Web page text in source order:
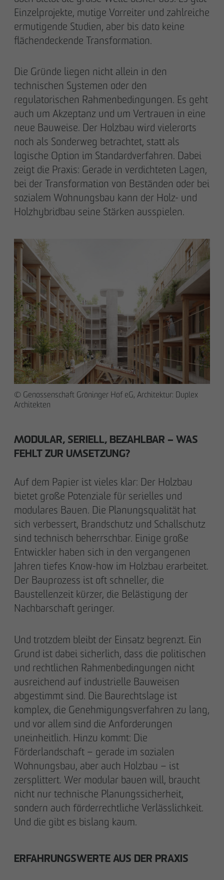
Downloads
Impressum
Datenschutz
Barrierefreiheitserklärung
Einzelprojekte, mutige Vorreiter und zahlreiche
ermutigende Studien, aber bis dato keine
flächendeckende Transformation.
Die Gründe liegen nicht allein in den
technischen Systemen oder den
regulatorischen Rahmenbedingungen. Es geht
auch um Akzeptanz und um Vertrauen in eine
neue Bauweise. Der Holzbau wird vielerorts
noch als Sonderweg betrachtet, statt als
logische Option im Standardverfahren. Dabei
zeigt die Praxis: Gerade in verdichteten Lagen,
bei der Transformation von Beständen oder bei
sozialem Wohnungsbau kann der Holz- und
Holzhybridbau seine Stärken ausspielen.
© Genossenschaft Gröninger Hof eG, Architektur: Duplex
Architekten
MODULAR, SERIELL, BEZAHLBAR – WAS
FEHLT ZUR UMSETZUNG?
Auf dem Papier ist vieles klar: Der Holzbau
bietet große Potenziale für serielles und
modulares Bauen. Die Planungsqualität hat
sich verbessert, Brandschutz und Schallschutz
sind technisch beherrschbar. Einige große
Entwickler haben sich in den vergangenen
Jahren tiefes Know-how im Holzbau erarbeitet.
Der Bauprozess ist oft schneller, die
Baustellenzeit kürzer, die Belästigung der
Nachbarschaft geringer.
Und trotzdem bleibt der Einsatz begrenzt. Ein
Grund ist dabei sicherlich, dass die politischen
und rechtlichen Rahmenbedingungen nicht
ausreichend auf industrielle Bauweisen
abgestimmt sind. Die Baurechtslage ist
komplex, die Genehmigungsverfahren zu lang,
und vor allem sind die Anforderungen
uneinheitlich. Hinzu kommt: Die
Förderlandschaft – gerade im sozialen
Wohnungsbau, aber auch Holzbau – ist
zersplittert. Wer modular bauen will, braucht
nicht nur technische Planungssicherheit,
sondern auch förderrechtliche Verlässlichkeit.
Und die gibt es bislang kaum.
ERFAHRUNGSWERTE AUS DER PRAXIS